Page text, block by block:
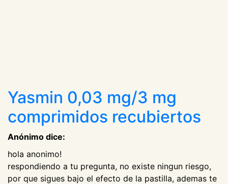
Yasmin 0,03 mg/3 mg
comprimidos recubiertos
Anónimo dice:
hola anonimo!
respondiendo a tu pregunta, no existe ningun riesgo,
por que sigues bajo el efecto de la pastilla, ademas te